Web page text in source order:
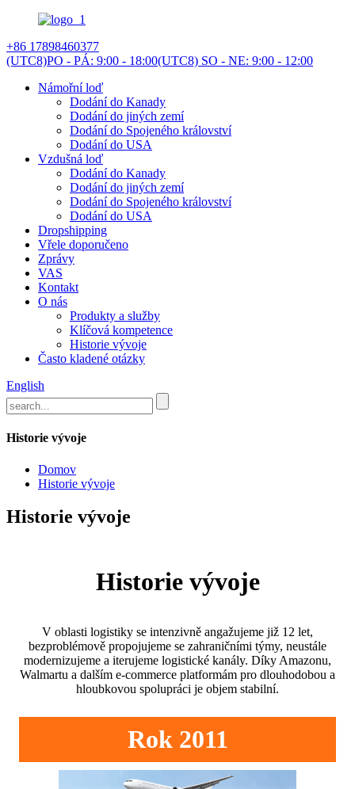
+86 17898460377
(UTC8)PO - PÁ: 9:00 - 18:00(UTC8) SO - NE: 9:00 - 12:00
Námořní loď
Dodání do Kanady
Dodání do jiných zemí
Dodání do Spojeného království
Dodání do USA
Vzdušná loď
Dodání do Kanady
Dodání do jiných zemí
Dodání do Spojeného království
Dodání do USA
Dropshipping
Vřele doporučeno
Zprávy
VAS
Kontakt
O nás
Produkty a služby
Klíčová kompetence
Historie vývoje
Často kladené otázky
English
Historie vývoje
Domov
Historie vývoje
Historie vývoje
Historie vývoje
V oblasti logistiky se intenzivně angažujeme již 12 let,
bezproblémově propojujeme se zahraničními týmy, neustále
modernizujeme a iterujeme logistické kanály. Díky Amazonu,
Walmartu a dalším e-commerce platformám pro dlouhodobou a
hloubkovou spolupráci je objem stabilní.
Rok 2011